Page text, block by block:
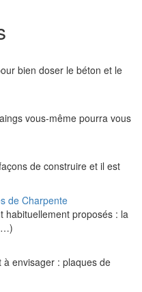
bien doser le béton et le
vous-même pourra vous
de construire et il est
de Charpente
habituellement proposés : la
envisager : plaques de